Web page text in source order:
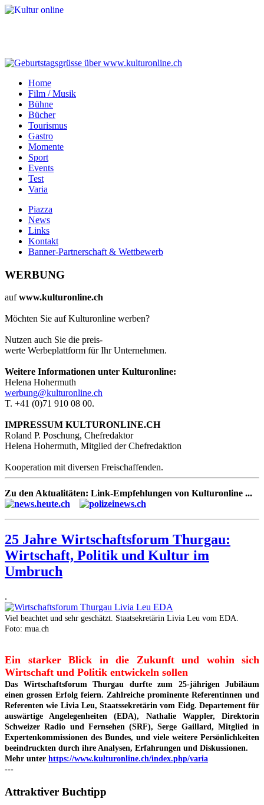
Home
Film / Musik
Bühne
Bücher
Tourismus
Gastro
Momente
Sport
Events
Test
Varia
Piazza
News
Links
Kontakt
Banner-Partnerschaft & Wettbewerb
WERBUNG
aufwww.kulturonline.ch
Möchten Sie auf Kulturonline werben?
Nutzen auch Sie die preis-
werte Werbeplattform für Ihr Unternehmen.
Weitere Informationen unter Kulturonline:
Helena Hohermuth
werbung@kulturonline.ch
T. +41 (0)71 910 08 00.
IMPRESSUM KULTURONLINE.CH
Roland P. Poschung, Chefredaktor
Helena Hohermuth, Mitglied der Chefredaktion
Kooperation mit diversen Freischaffenden.
Zu den Aktualitäten: Link-Empfehlungen von Kulturonline ...
25 Jahre Wirtschaftsforum Thurgau:
Wirtschaft, Politik und Kultur im
Umbruch
.
Viel beachtet und sehr geschätzt. Staatsekretärin Livia Leu vom EDA.
Foto: mua.ch
Ein starker Blick in die Zukunft und wohin sich
Wirtschaft und Politik entwickeln sollen
Das Wirtschaftsforum Thurgau durfte zum 25-jährigen Jubiläum
einen grossen Erfolg feiern. Zahlreiche prominente Referentinnen und
Referenten wie Livia Leu, Staatssekretärin vom Eidg. Departement für
auswärtige Angelegenheiten (EDA), Nathalie Wappler, Direktorin
Schweizer Radio und Fernsehen (SRF), Serge Gaillard, Mitglied in
Expertenkommissionen des Bundes, und viele weitere Persönlichkeiten
beeindruckten durch ihre Analysen, Erfahrungen und Diskussionen.
Mehr unter https://www.kulturonline.ch/index.php/varia
---
Attraktiver Buchtipp